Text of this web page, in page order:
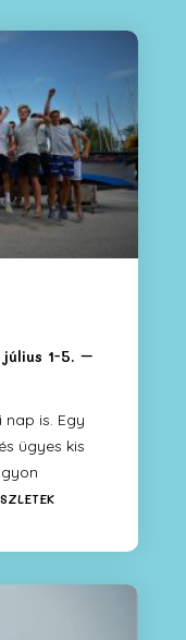
1-5. –
is. Egy
ügyes kis